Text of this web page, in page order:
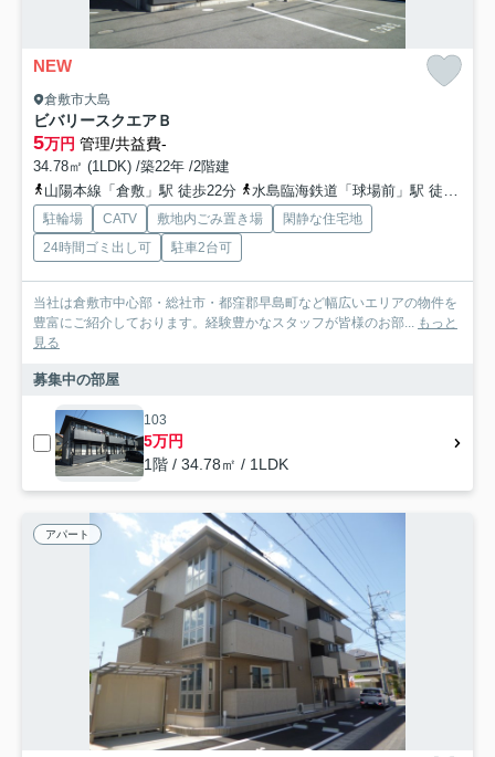
NEW
倉敷市大島
ビバリースクエアＢ
5万円 管理/共益費-
34.78㎡ (1LDK) /築22年 /2階建
山陽本線「倉敷」駅 徒歩22分
水島臨海鉄道「球場前」駅 徒歩49分
駐輪場 CATV 敷地内ごみ置き場
閑静な住宅地
24時間ゴミ出し可
駐車2台可
当社は倉敷市中心部・総社市・都窪郡早島町など幅広いエリアの物件を
豊富にご紹介しております。経験豊かなスタッフが皆様のお部... もっと
見る
募集中の部屋
103
5万円
1階 / 34.78㎡ / 1LDK
アパート